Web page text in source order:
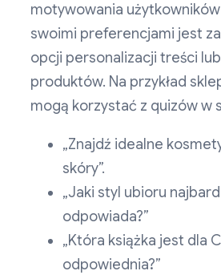
motywowania
swoimi preferencjami jest
opcji personalizacji treści
produktów. Na przykład
mogą korzystać z quizów w
„Znajdź idealne
skóry”.
„Jaki styl ubioru
odpowiada?”
„Która książka jest dla
odpowiednia?”